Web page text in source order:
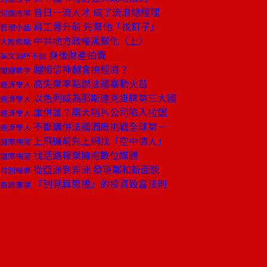
封面故事 昔日一流人才 成了流浪總經理
管理小品 員工晉升前 先幫他「拔釘子」
大陸焦點 中共地方政權黑幫化〈上〉
英文無所不談 身後財產拍賣
關鍵數字 越相信神越會拚經濟？
經濟學人 高失業率點燃法國暴動火苗
經濟學人 以色列成為那斯達克掛牌第三大國
經濟學人 誰併誰？兩大唱片公司陷入拉鋸
經濟學人 不斷購併法國酒廠挑戰全球第一
國際視窗 上飛機前先上網找「空中情人」
國際視窗 找活路報業擁抱數位媒體
特別報導 從亞洲到非洲 發現鄭和新面貌
商周書摘 「別見異思遷」的投資致富法則